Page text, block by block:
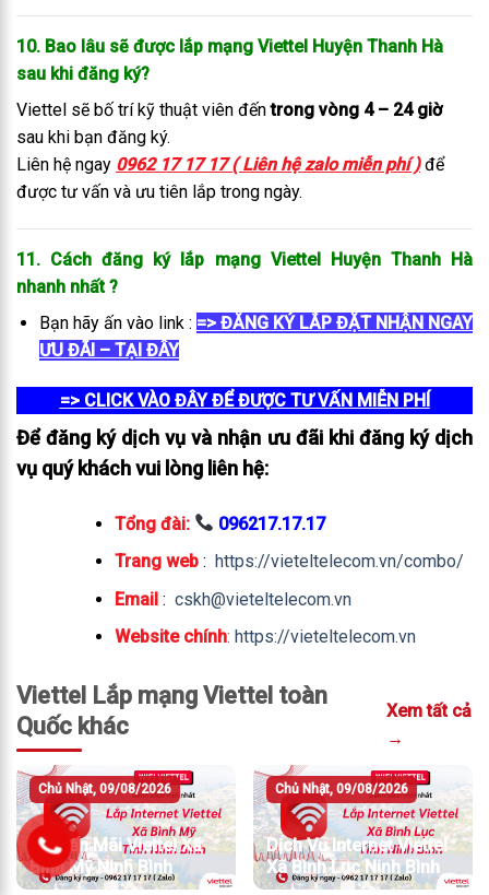
10. Bao lâu sẽ được lắp mạng Viettel Huyện Thanh Hà
sau khi đăng ký?
Viettel sẽ bố trí kỹ thuật viên đếntrong vòng 4 – 24 giờ
sau khi bạn đăng ký.
Liên hệ ngay 0962 17 17 17 ( Liên hệ zalo miễn phí )để
được tư vấn và ưu tiên lắp trong ngày.
11. Cách đăng ký lắp mạng Viettel Huyện Thanh Hà
nhanh nhất?
Bạn hãy ấn vào link : => ĐĂNG KÝ LẮP ĐẶT NHẬN NGAY
ƯU ĐÃI – TẠI ĐÂY
=> CLICK VÀO ĐÂY ĐỂ ĐƯỢC TƯ VẤN MIỄN PHÍ
Để đăng ký dịch vụ và nhận ưu đãi khi đăng ký dịch
vụ quý khách vui lòng liên hệ:
Tổng đài:
096217.17.17
Trang web: https://vieteltelecom.vn/combo/
Email: cskh@vieteltelecom.vn
Website chính: https://vieteltelecom.vn
Viettel Lắp mạng Viettel toàn
Quốc khác
Xem tất cả
→
Chủ Nhật, 09/08/2026
Khuyến Mãi Viettel Xã
Bình Mỹ Ninh Bình
Chủ Nhật, 09/08/2026
Dịch Vụ Internet Viettel
Xã Bình Lục Ninh Bình